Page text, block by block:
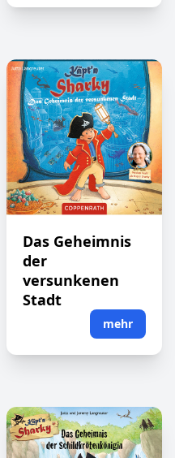
Das Geheimnis
der
versunkenen
Stadt
mehr